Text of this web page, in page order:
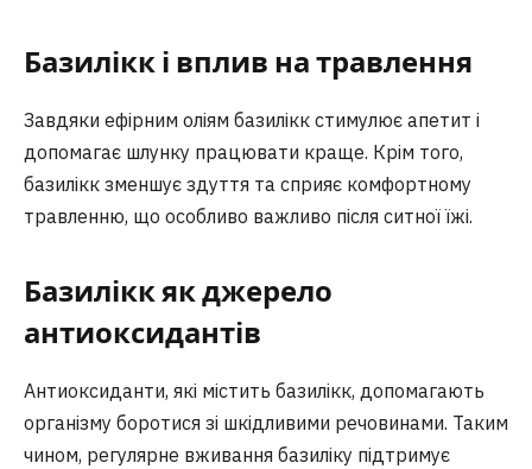
Базилікк і вплив на травлення
Завдяки ефірним оліям базилікк стимулює апетит і
допомагає шлунку працювати краще. Крім того,
базилікк зменшує здуття та сприяє комфортному
травленню, що особливо важливо після ситної їжі.
Базилікк як джерело
антиоксидантів
Антиоксиданти, які містить базилікк, допомагають
організму боротися зі шкідливими речовинами. Таким
чином, регулярне вживання базиліку підтримує